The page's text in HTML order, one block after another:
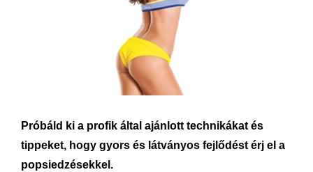
Próbáld ki a profik által ajánlott technikákat és
tippeket, hogy gyors és látványos fejlődést érj el a
popsiedzésekkel.